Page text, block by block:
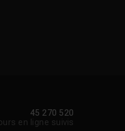
45 270 520
en ligne suivis